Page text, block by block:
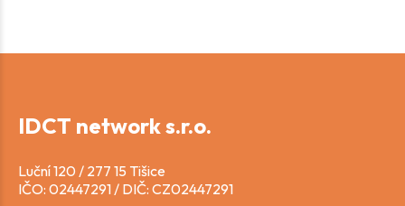
IDCT network s.r.o.
Luční 120 / 277 15 Tišice
IČO: 02447291 / DIČ: CZ02447291